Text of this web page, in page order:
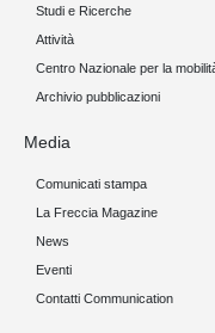
Studi e Ricerche
Attività
Centro Nazionale per la
Archivio pubblicazioni
Media
Comunicati stampa
La Freccia Magazine
News
Eventi
Contatti Communication